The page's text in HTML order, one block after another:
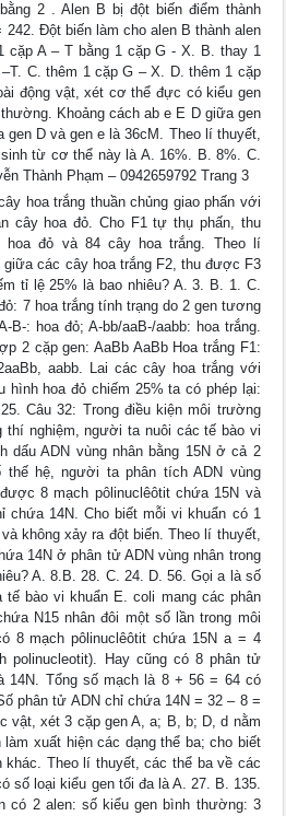
2 . Alen B bị đột biến điểm thành
242. Đột biến làm cho alen B thành alen
cặp A – T bằng 1 cặp G - X. B. thay 1
C. thêm 1 cặp G – X. D. thêm 1 cặp
động vật, xét cơ thể đực có kiểu gen
Khoảng cách ab e E D giữa gen
gen D và gen e là 36cM. Theo lí thuyết,
từ cơ thể này là A. 16%. B. 8%. C.
Thành Phạm – 0942659792 Trang 3
hoa trắng thuần chủng giao phấn với
cây hoa đỏ. Cho F1 tự thụ phấn, thu
đỏ và 84 cây hoa trắng. Theo lí
giữa các cây hoa trắng F2, thu được F3
tỉ lệ 25% là bao nhiêu? A. 3. B. 1. C.
7 hoa trắng tính trạng do 2 gen tương
: hoa đỏ; A-bb/aaB-/aabb: hoa trắng.
2 cặp gen: AaBb AaBb Hoa trắng F1:
aabb. Lai các cây hoa trắng với
hình hoa đỏ chiếm 25% ta có phép lại:
Câu 32: Trong điều kiện môi trường
thí nghiệm, người ta nuôi các tế bào vi
dấu ADN vùng nhân bằng 15N ở cả 2
thế hệ, người ta phân tích ADN vùng
8 mạch pôlinuclêôtit chứa 15N và
chứa 14N. Cho biết mỗi vi khuẩn có 1
không xảy ra đột biến. Theo lí thuyết,
14N ở phân tử ADN vùng nhân trong
A. 8.B. 28. C. 24. D. 56. Gọi a là số
tế bào vi khuẩn E. coli mang các phân
N15 nhân đôi một số lần trong môi
8 mạch pôlinuclêôtit chứa 15N a = 4
polinucleotit). Hay cũng có 8 phân tử
14N. Tổng số mạch là 8 + 56 = 64 có
phân tử ADN chỉ chứa 14N = 32 – 8 =
vật, xét 3 cặp gen A, a; B, b; D, d nằm
làm xuất hiện các dạng thể ba; cho biết
khác. Theo lí thuyết, các thể ba về các
số loại kiểu gen tối đa là A. 27. B. 135.
có 2 alen: số kiểu gen bình thường: 3